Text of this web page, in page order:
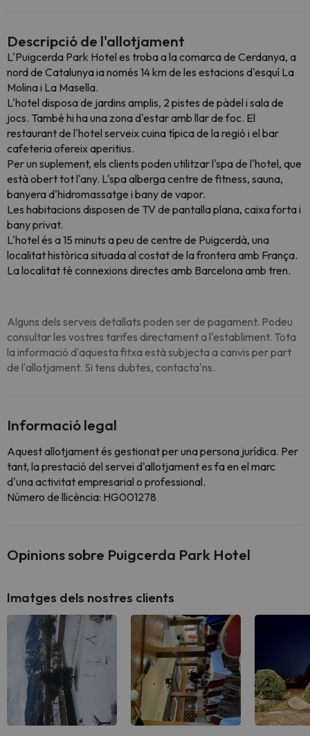
Descripció de l'allotjament
L'Puigcerda Park Hotel es troba a la comarca de Cerdanya, a
nord de Catalunya ia només 14 km de les estacions d'esquí La
Molina i La Masella.
L'hotel disposa de jardins amplis, 2 pistes de pàdel i sala de
jocs. També hi ha una zona d'estar amb llar de foc. El
restaurant de l'hotel serveix cuina típica de la regió i el bar
cafeteria ofereix aperitius.
Per un suplement, els clients poden utilitzar l'spa de l'hotel, que
està obert tot l'any. L'spa alberga centre de fitness, sauna,
banyera d'hidromassatge i bany de vapor.
Les habitacions disposen de TV de pantalla plana, caixa forta i
bany privat.
L'hotel és a 15 minuts a peu de centre de Puigcerdà, una
localitat històrica situada al costat de la frontera amb França.
La localitat té connexions directes amb Barcelona amb tren.
Alguns dels serveis detallats poden ser de pagament. Podeu
consultar les vostres tarifes directament a l'establiment. Tota
la informació d'aquesta fitxa està subjecta a canvis per part
de l'allotjament. Si tens dubtes, contacta'ns.
Informació legal
Aquest allotjament és gestionat per una persona jurídica. Per
tant, la prestació del servei d'allotjament es fa en el marc
d'una activitat empresarial o professional.
Número de llicència: HG001278
Opinions sobre Puigcerda Park Hotel
Imatges dels nostres clients